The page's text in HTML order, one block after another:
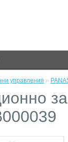
управления »